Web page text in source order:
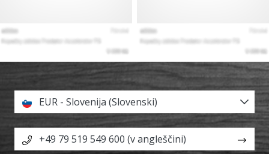
EUR - Slovenija (Slovenski)
+49 79 519 549 600 (v angleščini)